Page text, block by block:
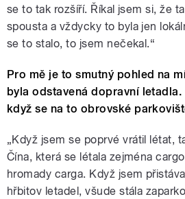
se to tak rozšíří. Říkal jsem si, že
spousta a vždycky to byla jen
se to stalo, to jsem nečekal.“
Pro mě je to smutný pohled na
byla odstavená dopravní
když se na to obrovské
„Když jsem se poprvé vrátil létat,
Čína, která se létala zejména
hromady carga. Když jsem
hřbitov letadel, všude stála